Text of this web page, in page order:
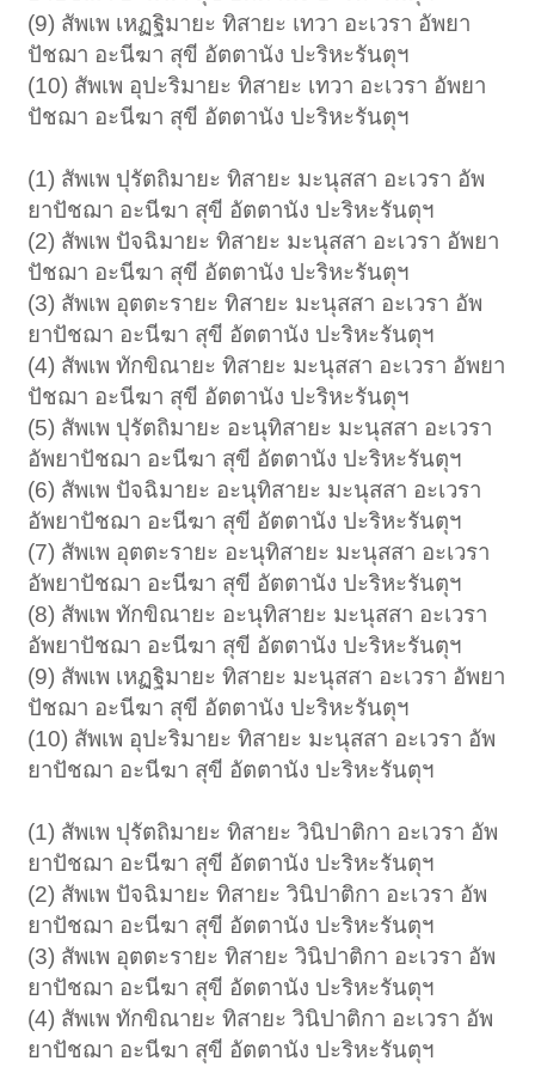
(9) สัพเพ เหฏฐิมายะ ทิสายะ เทวา อะเวรา อัพยา
ปัชฌา อะนีฆา สุขี อัตตานัง ปะริหะรันตุฯ
(10) สัพเพ อุปะริมายะ ทิสายะ เทวา อะเวรา อัพยา
ปัชฌา อะนีฆา สุขี อัตตานัง ปะริหะรันตุฯ
(1) สัพเพ ปุรัตถิมายะ ทิสายะ มะนุสสา อะเวรา อัพ
ยาปัชฌา อะนีฆา สุขี อัตตานัง ปะริหะรันตุฯ
(2) สัพเพ ปัจฉิมายะ ทิสายะ มะนุสสา อะเวรา อัพยา
ปัชฌา อะนีฆา สุขี อัตตานัง ปะริหะรันตุฯ
(3) สัพเพ อุตตะรายะ ทิสายะ มะนุสสา อะเวรา อัพ
ยาปัชฌา อะนีฆา สุขี อัตตานัง ปะริหะรันตุฯ
(4) สัพเพ ทักขิณายะ ทิสายะ มะนุสสา อะเวรา อัพยา
ปัชฌา อะนีฆา สุขี อัตตานัง ปะริหะรันตุฯ
(5) สัพเพ ปุรัตถิมายะ อะนุทิสายะ มะนุสสา อะเวรา
อัพยาปัชฌา อะนีฆา สุขี อัตตานัง ปะริหะรันตุฯ
(6) สัพเพ ปัจฉิมายะ อะนุทิสายะ มะนุสสา อะเวรา
อัพยาปัชฌา อะนีฆา สุขี อัตตานัง ปะริหะรันตุฯ
(7) สัพเพ อุตตะรายะ อะนุทิสายะ มะนุสสา อะเวรา
อัพยาปัชฌา อะนีฆา สุขี อัตตานัง ปะริหะรันตุฯ
(8) สัพเพ ทักขิณายะ อะนุทิสายะ มะนุสสา อะเวรา
อัพยาปัชฌา อะนีฆา สุขี อัตตานัง ปะริหะรันตุฯ
(9) สัพเพ เหฏฐิมายะ ทิสายะ มะนุสสา อะเวรา อัพยา
ปัชฌา อะนีฆา สุขี อัตตานัง ปะริหะรันตุฯ
(10) สัพเพ อุปะริมายะ ทิสายะ มะนุสสา อะเวรา อัพ
ยาปัชฌา อะนีฆา สุขี อัตตานัง ปะริหะรันตุฯ
(1) สัพเพ ปุรัตถิมายะ ทิสายะ วินิปาติกา อะเวรา อัพ
ยาปัชฌา อะนีฆา สุขี อัตตานัง ปะริหะรันตุฯ
(2) สัพเพ ปัจฉิมายะ ทิสายะ วินิปาติกา อะเวรา อัพ
ยาปัชฌา อะนีฆา สุขี อัตตานัง ปะริหะรันตุฯ
(3) สัพเพ อุตตะรายะ ทิสายะ วินิปาติกา อะเวรา อัพ
ยาปัชฌา อะนีฆา สุขี อัตตานัง ปะริหะรันตุฯ
(4) สัพเพ ทักขิณายะ ทิสายะ วินิปาติกา อะเวรา อัพ
ยาปัชฌา อะนีฆา สุขี อัตตานัง ปะริหะรันตุฯ